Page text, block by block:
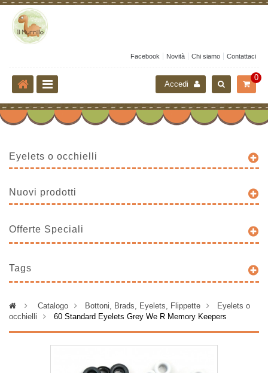
Facebook Novità Chi siamo Contattaci
0
Accedi
Eyelets o occhielli
Nuovi prodotti
Offerte Speciali
Tags
> Catalogo > Bottoni, Brads, Eyelets, Flippette >
Eyelets o
occhielli
> 60 Standard Eyelets Grey We R Memory Keepers